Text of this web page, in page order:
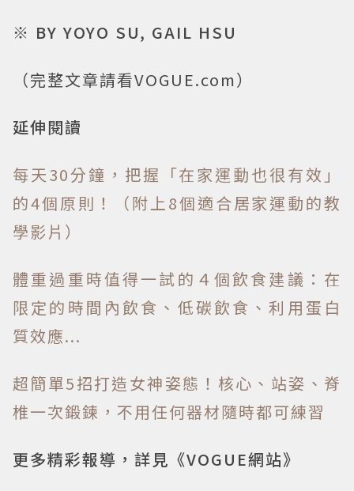
※ BY YOYO SU, GAIL HSU
（完整文章請看VOGUE.com）
延伸閱讀
每天30分鐘，把握「在家運動也很有效」
的4個原則！（附上8個適合居家運動的教
學影片）
體重過重時值得一試的４個飲食建議：在
限定的時間內飲食、低碳飲食、利用蛋白
質效應...
超簡單5招打造女神姿態！核心、站姿、脊
椎一次鍛鍊，不用任何器材隨時都可練習
更多精彩報導，詳見《VOGUE網站》